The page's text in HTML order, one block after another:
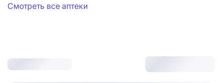
Смотреть все аптеки